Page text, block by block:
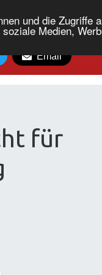
und die Zugriffe
Medien,
Email
für